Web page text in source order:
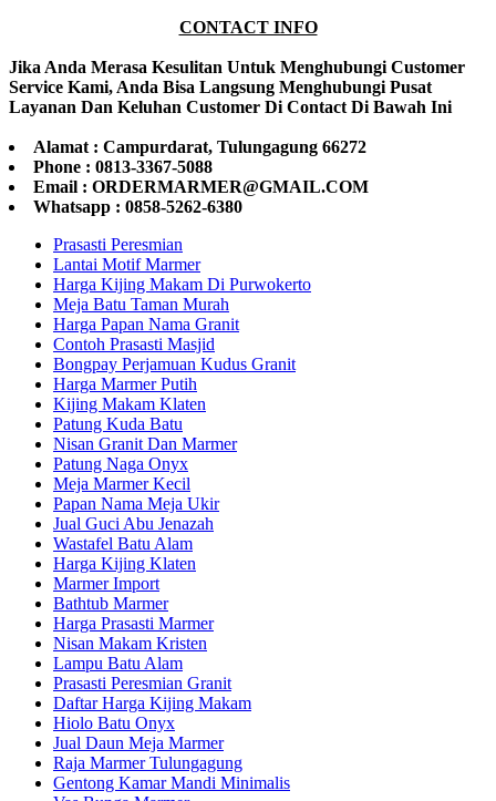
CONTACT INFO
Jika Anda Merasa Kesulitan Untuk Menghubungi Customer
Service Kami, Anda Bisa Langsung Menghubungi Pusat
Layanan Dan Keluhan Customer Di Contact Di Bawah Ini
Alamat : Campurdarat, Tulungagung 66272
Phone : 0813-3367-5088
Email : ORDERMARMER@GMAIL.COM
Whatsapp : 0858-5262-6380
Prasasti Peresmian
Lantai Motif Marmer
Harga Kijing Makam Di Purwokerto
Meja Batu Taman Murah
Harga Papan Nama Granit
Contoh Prasasti Masjid
Bongpay Perjamuan Kudus Granit
Harga Marmer Putih
Kijing Makam Klaten
Patung Kuda Batu
Nisan Granit Dan Marmer
Patung Naga Onyx
Meja Marmer Kecil
Papan Nama Meja Ukir
Jual Guci Abu Jenazah
Wastafel Batu Alam
Harga Kijing Klaten
Marmer Import
Bathtub Marmer
Harga Prasasti Marmer
Nisan Makam Kristen
Lampu Batu Alam
Prasasti Peresmian Granit
Daftar Harga Kijing Makam
Hiolo Batu Onyx
Jual Daun Meja Marmer
Raja Marmer Tulungagung
Gentong Kamar Mandi Minimalis